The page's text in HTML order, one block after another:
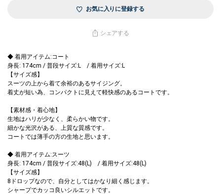
お気に入りに登録する
シェアする
◆ 着用アイテム:コート
身長: 174cm / 普段サイズ:L / 着用サイズ:L
【サイズ感】
スーツの上から着て余裕のあるサイジング。
着丈が短い為、コンパクトに見えて軽快感のあるコートです。
【素材感・着心地】
生地はハリが少なく、柔らかい物です。
細かな光沢がある、上質な質感です。
コートでは薄手の方の生地と思います。
◆ 着用アイテム:スーツ
身長: 174cm / 普段サイズ:48(L) / 着用サイズ:48(L)
【サイズ感】
8ドロップなので、自分としてはかなり細く感じます。
シャープでカッコ良いシルエットです。